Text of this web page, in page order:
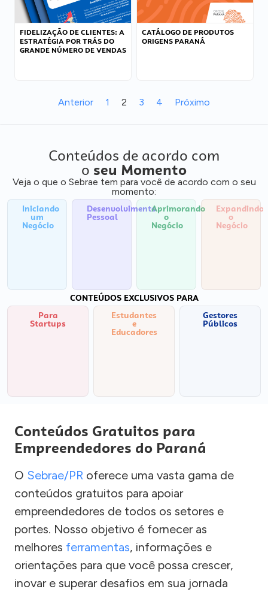
FIDELIZAÇÃO DE CLIENTES: A
ESTRATÉGIA POR TRÁS DO
GRANDE NÚMERO DE VENDAS
CATÁLOGO DE PRODUTOS
ORIGENS PARANÁ
Anterior 1 2 3 4 Próximo
Conteúdos de acordo com
o seu Momento
Veja o que o Sebrae tem para você de acordo com o seu
momento:
Iniciando
um
Negócio
Desenvolvimento
Pessoal
Aprimorando
o
Negócio
Expandindo
o
Negócio
CONTEÚDOS EXCLUSIVOS PARA
Para
Startups
Estudantes
e
Educadores
Gestores
Públicos
Conteúdos Gratuitos para
Empreendedores do Paraná
O Sebrae/PR oferece uma vasta gama de
conteúdos gratuitos para apoiar
empreendedores de todos os setores e
portes. Nosso objetivo é fornecer as
melhores ferramentas, informações e
orientações para que você possa crescer,
inovar e superar desafios em sua jornada